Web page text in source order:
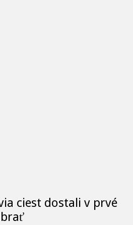
ciest dostali v prvé